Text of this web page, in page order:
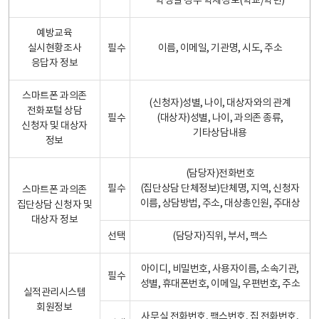
예방교육
실시현황조사
응답자 정보
필수 이름, 이메일, 기관명, 시도, 주소
스마트폰 과의존
전화포털 상담
신청자 및 대상자
정보
필수
(신청자)성별, 나이, 대상자와의 관계
(대상자)성별, 나이, 과의존 종류,
기타상담내용
스마트폰 과의존
집단상담 신청자 및
대상자 정보
필수
(담당자)전화번호
(집단상담 단체정보)단체명, 지역, 신청자
이름, 상담방법, 주소, 대상총인원, 주대상
선택 (담당자)직위, 부서, 팩스
실적관리시스템
회원정보
필수
아이디, 비밀번호, 사용자이름, 소속기관,
성별, 휴대폰번호, 이메일, 우편번호, 주소